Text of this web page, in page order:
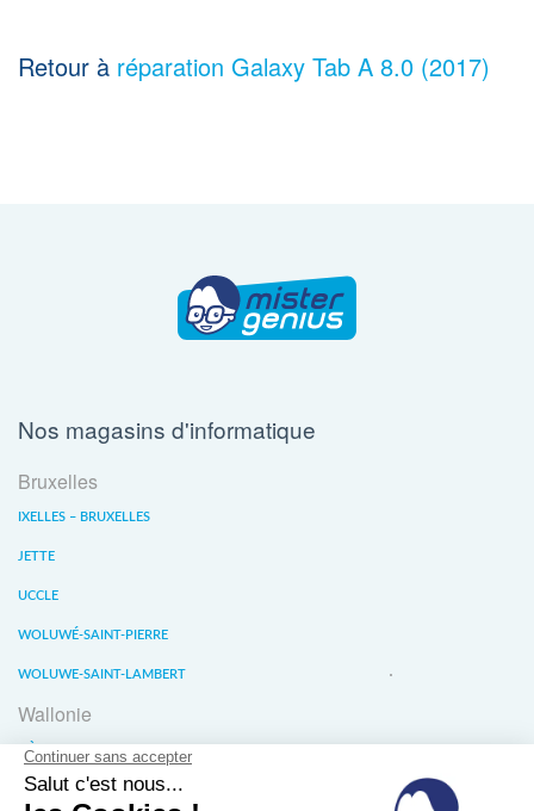
Retour à réparation Galaxy Tab A 8.0 (2017)
Nos magasins d'informatique
Bruxelles
IXELLES – BRUXELLES
JETTE
UCCLE
WOLUWÉ-SAINT-PIERRE
WOLUWE-SAINT-LAMBERT
Wallonie
LIÈGE
WATERLOO